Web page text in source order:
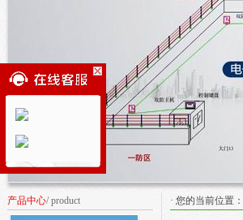
产品中心/ product · 您的当前位置：